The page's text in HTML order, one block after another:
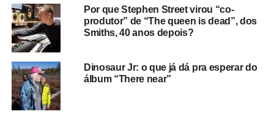
rádio anos 1980. Um clima pinkfloydiano domina o álbum
quase inteiro:
Greed for money and famelembra o grupo
na fase de
Pink Floyd, Jorge Ben (o violão faz lembrar, e muito),
britpop e um andamento leve de reggae. Loucura.
Por que Stephen Street virou “co-
produtor” de “The queen is dead”, dos
Smiths, 40 anos depois?
Dinosaur Jr: o que já dá pra esperar do
álbum “There near”